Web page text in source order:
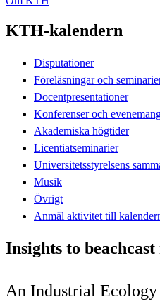
KTH-kalendern
Disputationer
Föreläsningar och
Docentpresentationer
Konferenser och
Akademiska högtider
Licentiatseminarier
Universitetsstyrelsens
Musik
Övrigt
Anmäl aktivitet till
Insights to
An Industrial